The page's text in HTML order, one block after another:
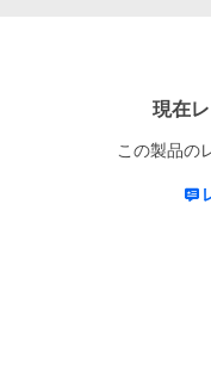
現在
この製品の